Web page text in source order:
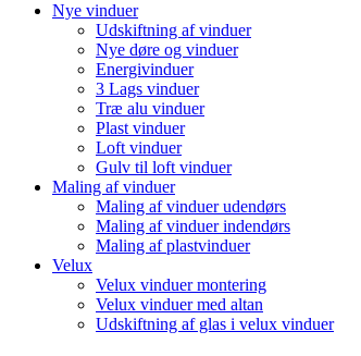
Nye vinduer
Udskiftning af vinduer
Nye døre og vinduer
Energivinduer
3 Lags vinduer
Træ alu vinduer
Plast vinduer
Loft vinduer
Gulv til loft vinduer
Maling af vinduer
Maling af vinduer udendørs
Maling af vinduer indendørs
Maling af plastvinduer
Velux
Velux vinduer montering
Velux vinduer med altan
Udskiftning af glas i velux vinduer